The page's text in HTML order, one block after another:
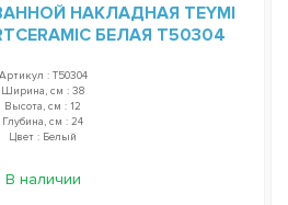
НАКЛАДНАЯ TEYMI
БЕЛАЯ T50304
Артикул : T50304
Ширина, см : 38
Высота, см : 12
Глубина, см : 24
Цвет : Белый
В наличии